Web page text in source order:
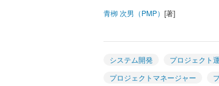
青栁 次男（PMP） [著]
システム開発 プロジェクト
プロジェクトマネージャー